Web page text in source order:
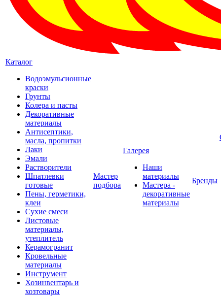
Каталог
Водоэмульсионные
краски
Грунты
Колера и пасты
Декоративные
материалы
Антисептики,
масла, пропитки
Лаки
Эмали
Растворители
Шпатлевки
готовые
Пены, герметики,
клеи
Сухие смеси
Листовые
материалы,
утеплитель
Керамогранит
Кровельные
материалы
Инструмент
Хозинвентарь и
хозтовары
Мастер
подбора
Галерея
Наши
материалы
Мастера -
декоративные
материалы
Бренды